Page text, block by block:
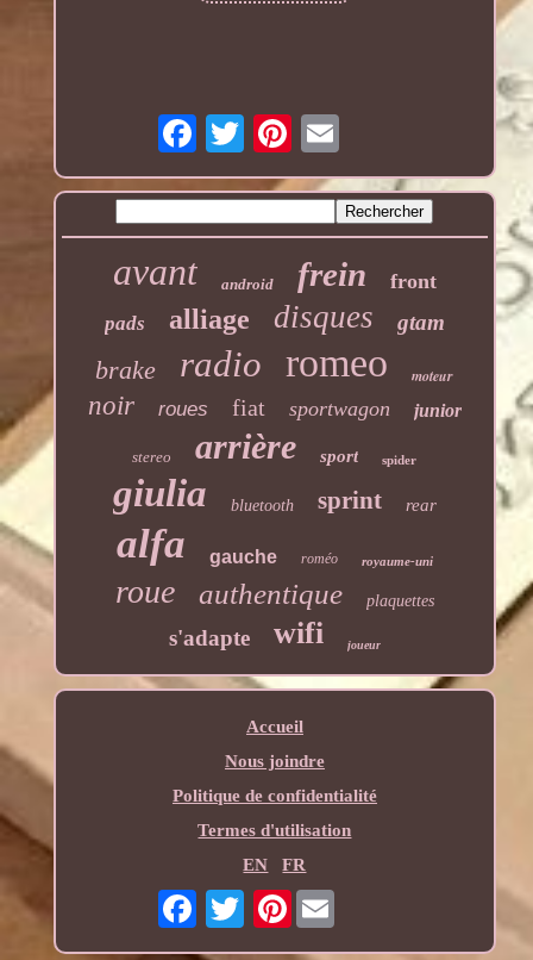
avant android frein front
pads alliage disques gtam
brake radio romeo moteur
noir roues fiat sportwagon junior
stereo arrière sport spider
giulia bluetooth sprint rear
alfa gauche roméo royaume-uni
roue authentique plaquettes
s'adapte wifi joueur
Accueil
Nous joindre
Politique de confidentialité
Termes d'utilisation
EN
FR
Pinterest